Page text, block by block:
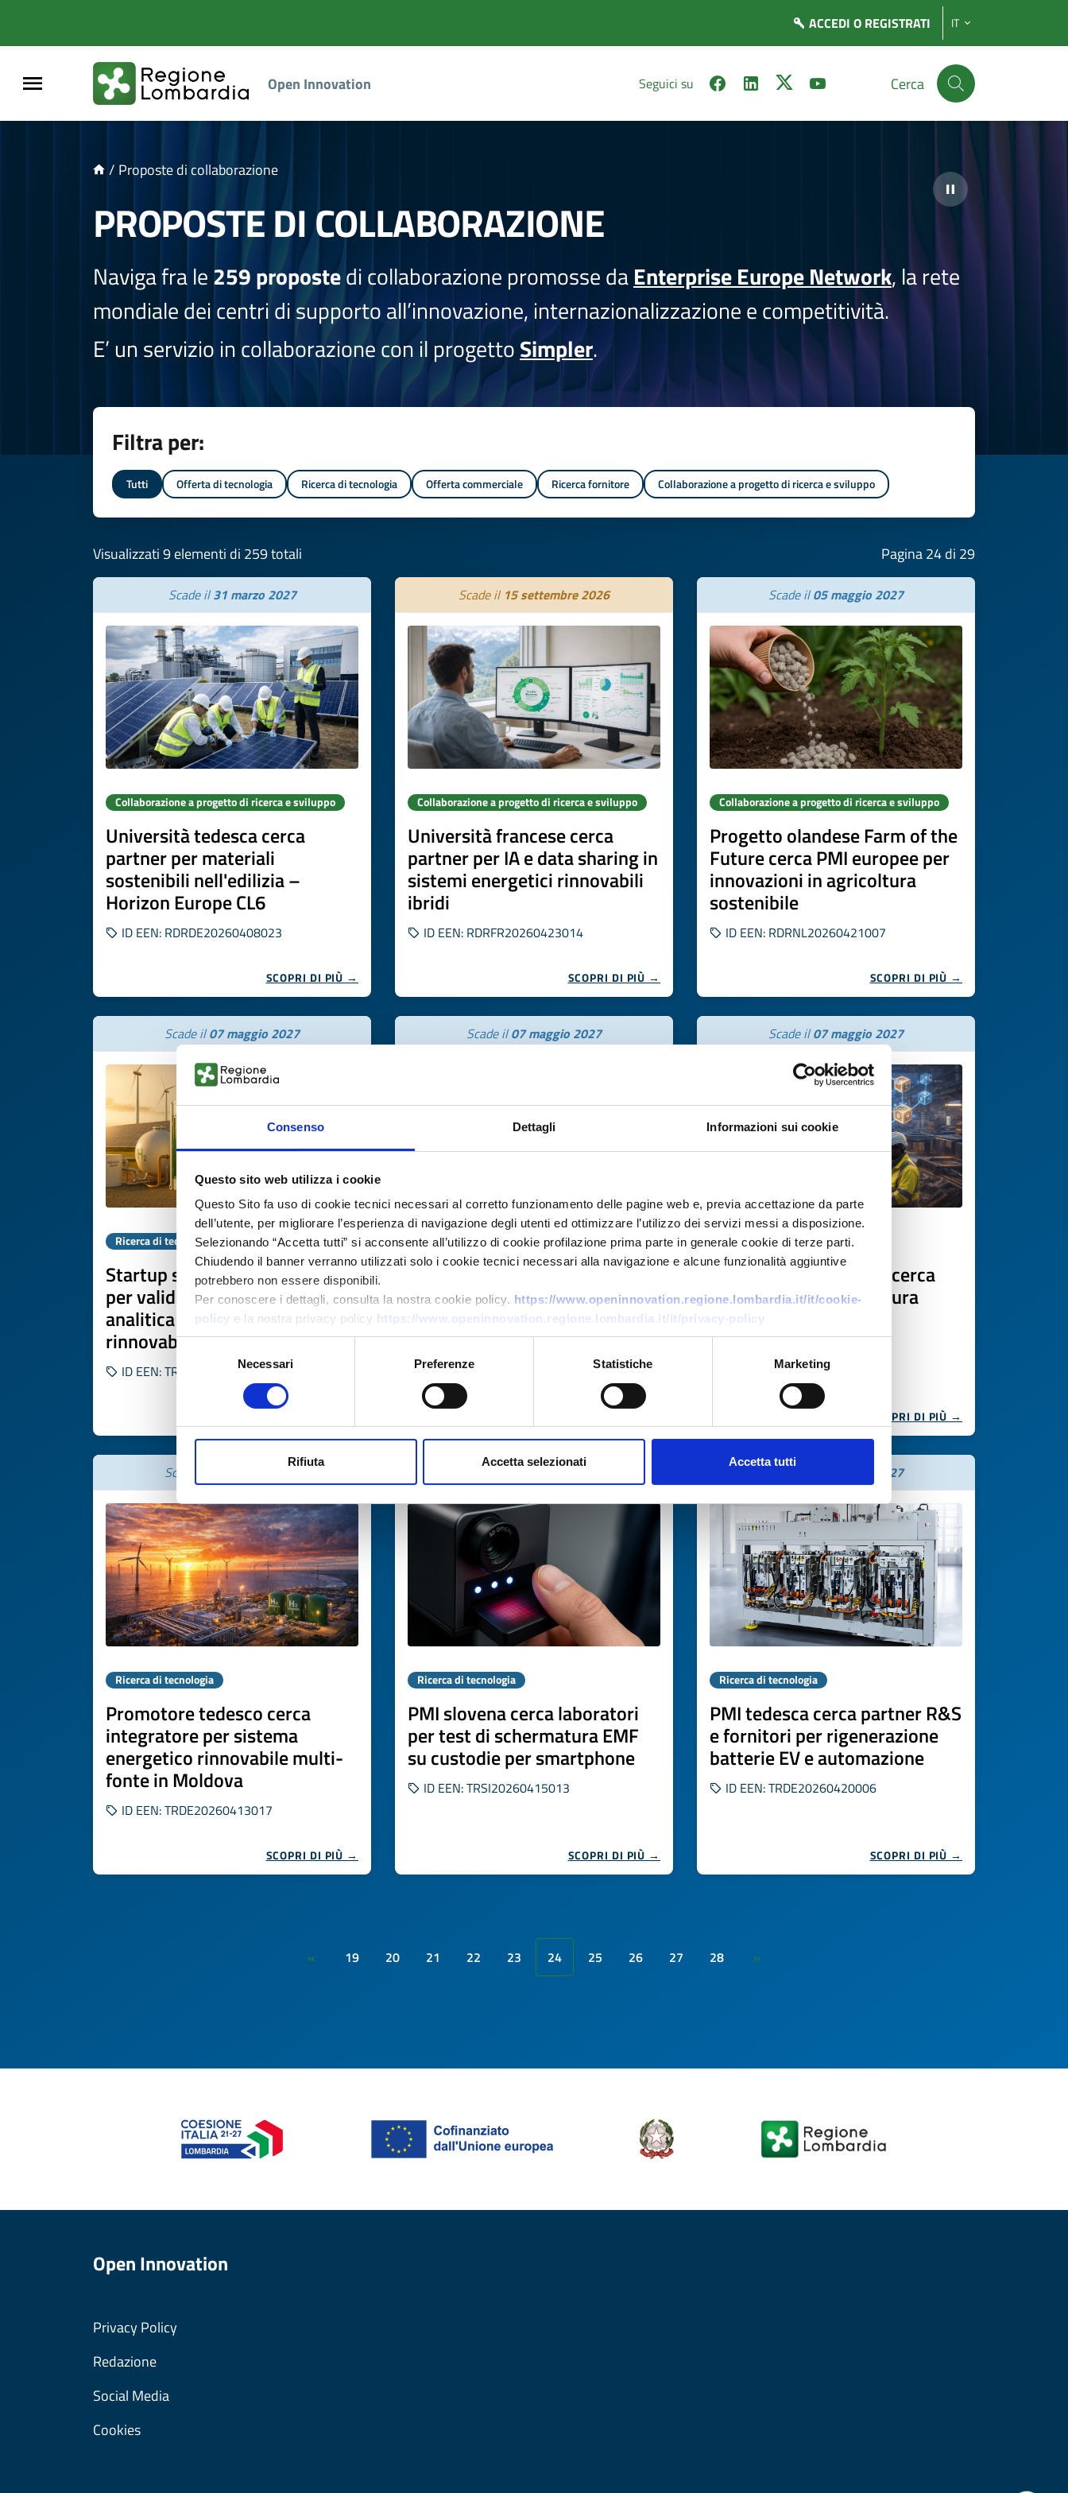
Consenso Dettagli Informazioni sui cookie
Questo sito web utilizza i cookie
Questo Sito fa uso di cookie tecnici necessari al corretto funzionamento delle pagine web e, previa accettazione da parte
dell’utente, per migliorare l’esperienza di navigazione degli utenti ed ottimizzare l’utilizzo dei servizi messi a disposizione.
Selezionando “Accetta tutti” si acconsente all’utilizzo di cookie profilazione prima parte in generale cookie di terze parti.
Chiudendo il banner verranno utilizzati solo i cookie tecnici necessari alla navigazione e alcune funzionalità aggiuntive
potrebbero non essere disponibili.
Per conoscere i dettagli, consulta la nostra cookie policy. https://www.openinnovation.regione.lombardia.it/it/cookie-
policy e la nostra privacy policy https://www.openinnovation.regione.lombardia.it/it/privacy-policy
Selezione
del
Necessari Preferenze Statistiche Marketing
Rifiuta Accetta selezionati Accetta tutti
ACCEDI O REGISTRATI IT
Open Innovation Seguici su Cerca
/ Proposte di collaborazione
PROPOSTE DI COLLABORAZIONE
Naviga fra le259 propostedi collaborazione promosse daEnterprise Europe Network, la rete
mondiale dei centri di supporto all’innovazione, internazionalizzazione e competitività.
E’ un servizio in collaborazione con il progettoSimpler.
Filtra per:
Tutti Offerta di tecnologia Ricerca di tecnologia Offerta commerciale Ricerca fornitore Collaborazione a progetto di ricerca e sviluppo
Visualizzati 9 elementi di 259 totali Pagina 24 di 29
Scade il31 marzo 2027
Collaborazione a progetto di ricerca e sviluppo
Università tedesca cerca
partner per materiali
sostenibili nell'edilizia –
Horizon Europe CL6
ID EEN: RDRDE20260408023
SCOPRI DI PIÙ →
Scade il 15 settembre 2026
Collaborazione a progetto di ricerca e sviluppo
Università francese cerca
partner per IA e data sharing in
sistemi energetici rinnovabili
ibridi
ID EEN: RDRFR20260423014
SCOPRI DI PIÙ →
Scade il05 maggio 2027
Collaborazione a progetto di ricerca e sviluppo
Progetto olandese Farm of the
Future cerca PMI europee per
innovazioni in agricoltura
sostenibile
ID EEN: RDRNL20260421007
SCOPRI DI PIÙ →
Scade il07 maggio 2027
Ricerca di tecnologia
Startup spagnola cerca partner
per validare piattaforma
analitica per energie
rinnovabili
ID EEN: TRES20260408022
Scade il07 maggio 2027
Ricerca di tecnologia
Produttore belga di cioccolato
cerca grassi vegetali
alternativi al cacao per praline
Scade il07 maggio 2027
Ricerca di tecnologia
Azienda tech francese cerca
partner per infrastruttura
Proof-of-Impact per la
sostenibilità
ID EEN: TRFR20260410008
SCOPRI DI PIÙ →
Scade il 07 maggio 2027
Ricerca di tecnologia
Promotore tedesco cerca
integratore per sistema
energetico rinnovabile multi-
fonte in Moldova
ID EEN: TRDE20260413017
SCOPRI DI PIÙ →
Scade il07 maggio 2027
Ricerca di tecnologia
PMI slovena cerca laboratori
per test di schermatura EMF
su custodie per smartphone
ID EEN: TRSI20260415013
SCOPRI DI PIÙ →
Scade il 07 maggio 2027
Ricerca di tecnologia
PMI tedesca cerca partner R&S
e fornitori per rigenerazione
batterie EV e automazione
ID EEN: TRDE20260420006
SCOPRI DI PIÙ →
« 19 20 21 22 23 24 25 26 27 28 »
Open Innovation
Privacy Policy
Redazione
Social Media
Cookies